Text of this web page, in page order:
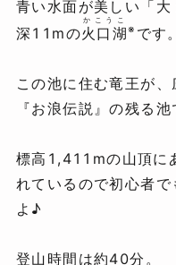
青い水面が美しい「
深11mの火口湖
かこうこ
※ です。
この池に住む竜王が
『お浪伝説』の残る池
標高1,411mの山頂に
れているので初心者
よ♪
登山時間は約40分。